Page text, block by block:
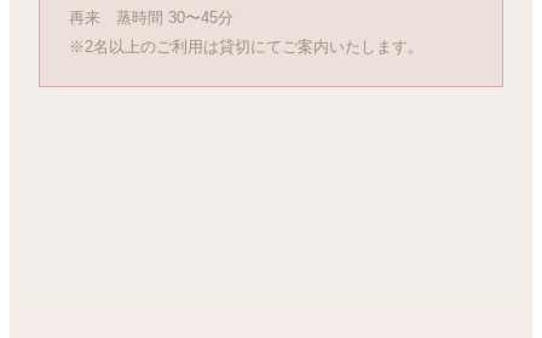
再来 蒸時間 30〜45分
※2名以上のご利用は貸切にてご案内いたします。